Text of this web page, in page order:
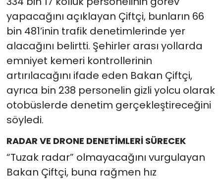
yapacağını açıklayan Çiftçi, bunların 66
bin 481’inin trafik denetimlerinde yer
alacağını belirtti. Şehirler arası yollarda
emniyet kemeri kontrollerinin
artırılacağını ifade eden Bakan Çiftçi,
ayrıca bin 238 personelin gizli yolcu olarak
otobüslerde denetim gerçekleştireceğini
söyledi.
RADAR VE DRONE DENETİMLERİ SÜRECEK
“Tuzak radar” olmayacağını vurgulayan
Bakan Çiftçi, buna rağmen hız